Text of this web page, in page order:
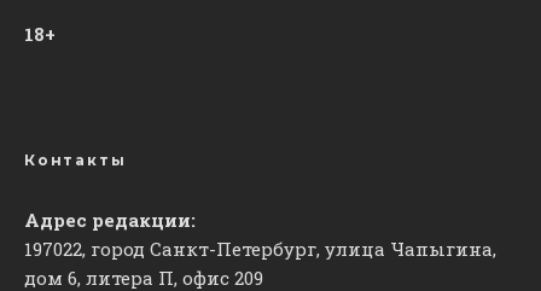
18+
Контакты
Адрес редакции:
197022, город Санкт-Петербург, улица Чапыгина,
дом 6, литера П, офис 209